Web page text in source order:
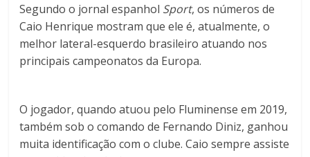
Segundo o jornal espanhol Sport, os números de
Caio Henrique mostram que ele é, atualmente, o
melhor lateral-esquerdo brasileiro atuando nos
principais campeonatos da Europa.
O jogador, quando atuou pelo Fluminense em 2019,
também sob o comando de Fernando Diniz, ganhou
muita identificação com o clube. Caio sempre assiste